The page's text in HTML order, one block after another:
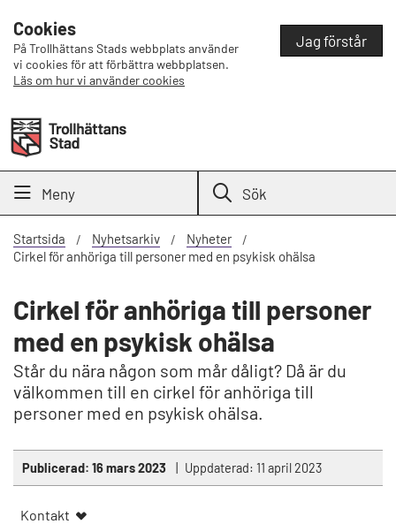
Cookies
På Trollhättans Stads webbplats använder
vi cookies för att förbättra webbplatsen.
Läs om hur vi använder cookies
Jag förstår
Meny Sök
Startsida Nyhetsarkiv
Nyheter
Cirkel för anhöriga till personer med en psykisk ohälsa
Cirkel för anhöriga till personer
med en psykisk ohälsa
Står du nära någon som mår dåligt? Då är du
välkommen till en cirkel för anhöriga till
personer med en psykisk ohälsa.
Publicerad: 16 mars 2023 Uppdaterad: 11 april 2023
Kontakt